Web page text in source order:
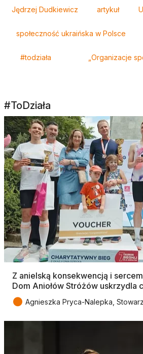
Jędrzej Dudkiewicz artykuł
społeczność ukraińska w Polsce
#todziała „Organizacje
#ToDziała
Z anielską konsekwencją i
Dom Aniołów Stróżów uskrzydla
● Agnieszka Pryca-Nalepka,